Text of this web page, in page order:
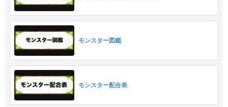
モンスター図鑑
モンスター配合表